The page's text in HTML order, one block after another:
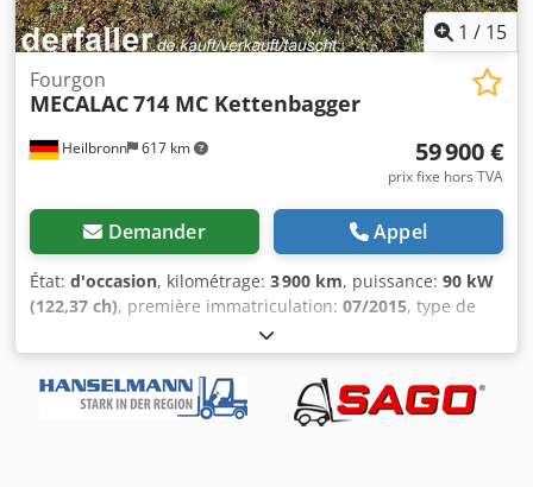
1 / 15
Heilbronn 617 km
Fourgon
MECALAC714 MC Kettenbagger
59 900 €
prix fixe hors TVA
Demander Appel
État: d'occasion, kilométrage: 3 900 km, puissance: 90 kW
(122,37 ch), première immatriculation: 07/2015, type de
, poids total:14 900 kg
type d'engrenage:mécanique, suspension:autre, heures
de fonctionnement:3 900 h , Équipement:chenilles en
caoutchouc, 1ère main, diesel, année de construction
2015, 3 900 heures d’utilisation, 90 kW, flèche réglable,